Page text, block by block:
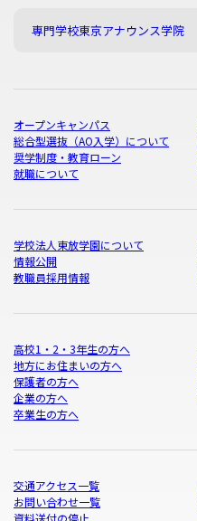
専門学校東京アナウンス学院
オープンキャンパス
総合型選抜（AO入学）について
奨学制度・教育ローン
就職について
学校法人東放学園について
情報公開
教職員採用情報
高校1・2・3年生の方へ
地方にお住まいの方へ
保護者の方へ
企業の方へ
卒業生の方へ
交通アクセス一覧
お問い合わせ一覧